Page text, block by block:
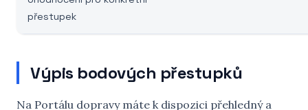
přestupek
Výpis bodových přestupků
Na Portálu dopravy máte k dispozici přehledný a